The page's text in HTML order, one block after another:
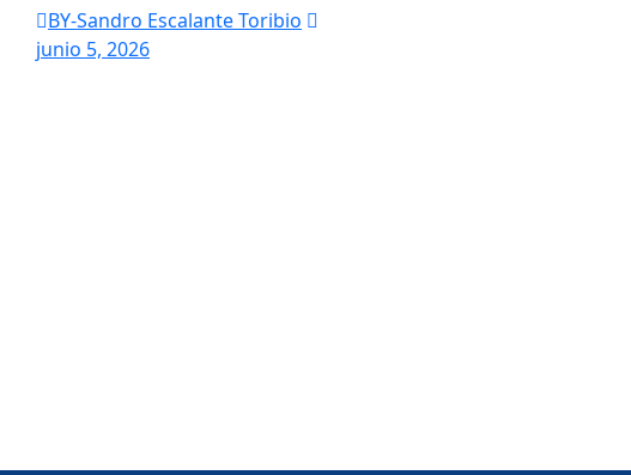
BY-Sandro Escalante Toribio
junio 5, 2026